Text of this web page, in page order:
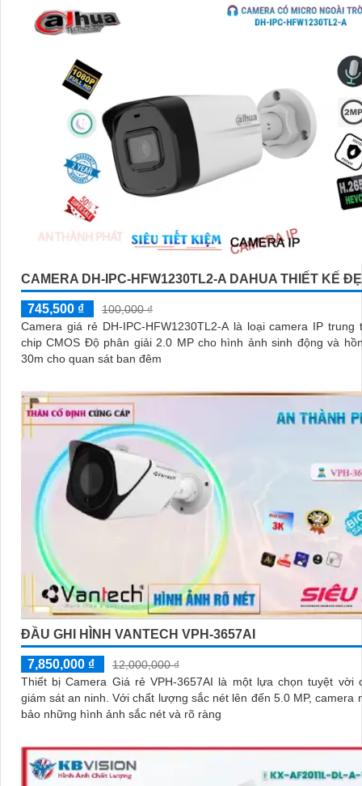
CAMERA DH-IPC-HFW1230TL2-A DAHUA THIẾT KẾ
745,500 ₫
100,000 ₫
Camera giá rẻ DH-IPC-HFW1230TL2-A là loại camera IP trung
chip CMOS Độ phân giải 2.0 MP cho hình ảnh sinh động và
30m cho quan sát ban đêm
ĐẦU GHI HÌNH VANTECH VPH-3657AI
7,850,000 ₫
12,000,000 ₫
Thiết bị Camera Giá rẻ VPH-3657AI là một lựa chọn tuyệt vời
giám sát an ninh. Với chất lượng sắc nét lên đến 5.0 MP, camera này đảm
bảo những hình ảnh sắc nét và rõ ràng